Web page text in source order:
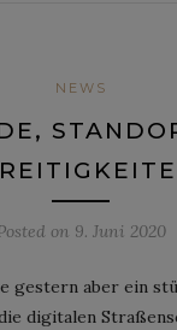
NEWS
on 9. Juni 2020
gestern aber ein
digitalen